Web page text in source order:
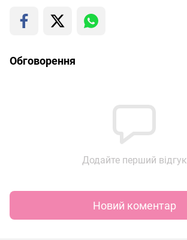
Обговорення
Додайте перший відгук
Новий коментар